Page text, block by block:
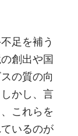
足を補う
創出や国
の質の向
かし、言
これらを
いるのが